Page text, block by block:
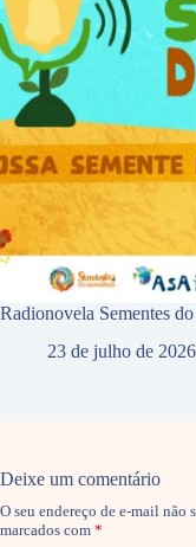
Radionovela Sementes
23 de julho de 2026
Deixe um comentário
O seu endereço de e-mail não
marcados com *